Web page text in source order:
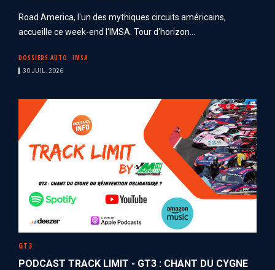
Road America, l'un des mythiques circuits américains,
accueille ce week-end l'IMSA. Tour d'horizon...
DOSSIERS AUTO IMSA
30 JUIL. 2026
GT3
PODCAST TRACK LIMIT - GT3 : CHANT DU CYGNE